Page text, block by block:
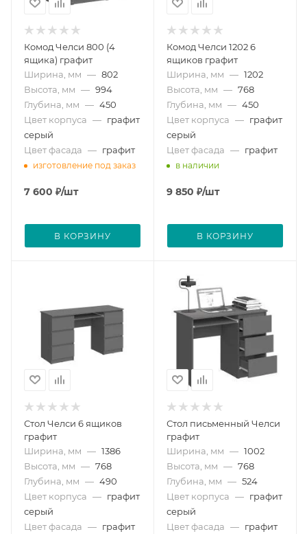
Комод Челси 800 (4
ящика) графит
Ширина, мм — 802
Высота, мм — 994
Глубина, мм — 450
Цвет корпуса — графит
серый
Цвет фасада — графит
изготовление под заказ
7 600 ₽/шт
В КОРЗИНУ
Комод Челси 1202 6
ящиков графит
Ширина, мм — 1202
Высота, мм — 768
Глубина, мм — 450
Цвет корпуса — графит
серый
Цвет фасада — графит
в наличии
9 850 ₽/шт
В КОРЗИНУ
Стол Челси 6 ящиков
графит
Ширина, мм — 1386
Высота, мм — 768
Глубина, мм — 490
Цвет корпуса — графит
серый
Цвет фасада — графит
Стол письменный Челси
графит
Ширина, мм — 1002
Высота, мм — 768
Глубина, мм — 524
Цвет корпуса — графит
серый
Цвет фасада — графит